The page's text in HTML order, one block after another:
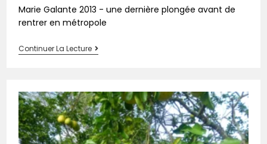
Marie Galante 2013 - une dernière plongée avant de
rentrer en métropole
Continuer La Lecture